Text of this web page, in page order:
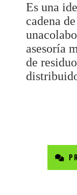
Es una
cadena
asesoría
de